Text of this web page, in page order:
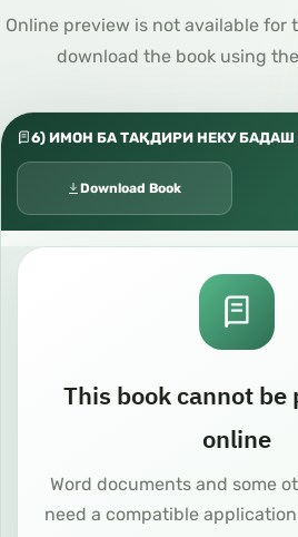
Online preview is not available for
download the book using
6) ИМОН БА ТАҚДИРИ НЕКУ БАДАШ
Download Book
This book cannot
online
Word documents and some
need a compatible